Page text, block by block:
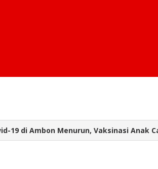
19 di Ambon Menurun, Vaksinasi Anak